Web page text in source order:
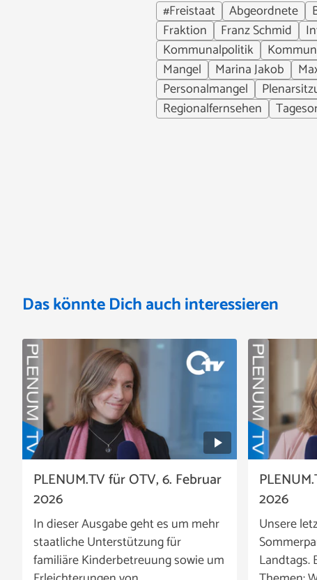
#Freistaat
Abgeordnete
Fraktion
Franz Schmid
Kommunalpolitik
Mangel
Marina Jakob
Personalmangel
Regionalfernsehen
Das könnte Dich auch interessieren
PLENUM.TV für OTV, 6. Februar
2026
In dieser Ausgabe geht es um mehr
staatliche Unterstützung für
familiäre Kinderbetreuung sowie um
2026
Unsere
Landtags.